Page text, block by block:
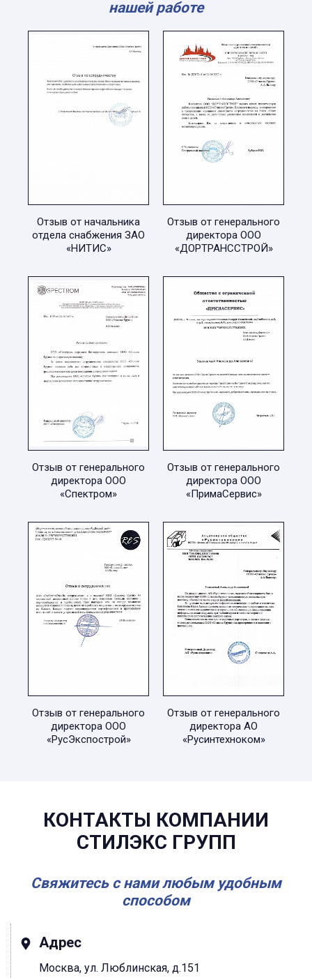
нашей работе
Отзыв от начальника
отдела снабжения ЗАО
«НИТИС»
Отзыв от генерального
директора ООО
«ДОРТРАНССТРОЙ»
Отзыв от генерального
директора ООО
«Спектром»
Отзыв от генерального
директора ООО
«ПримаСервис»
Отзыв от генерального
директора ООО
«РусЭкспострой»
Отзыв от генерального
директора АО
«Русинтехноком»
КОНТАКТЫ КОМПАНИИ
СТИЛЭКС ГРУПП
Свяжитесь с нами любым удобным
способом
Адрес
Москва, ул. Люблинская, д.151